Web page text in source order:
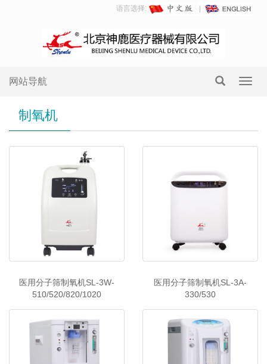
语言选择:
网站导航
制氧机
医用分子筛制氧机SL-3W-
510/520/820/1020
医用分子筛制氧机SL-3A-
330/530